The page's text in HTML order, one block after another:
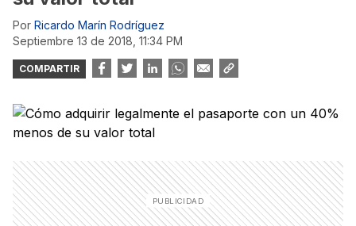
Por Ricardo Marín Rodríguez
septiembre 13 de 2018, 11:34 PM
COMPARTIR